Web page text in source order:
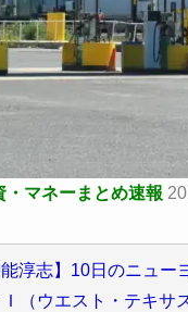
マネーまとめ速報
能淳志】10日のニュ
（ウエスト・テキ